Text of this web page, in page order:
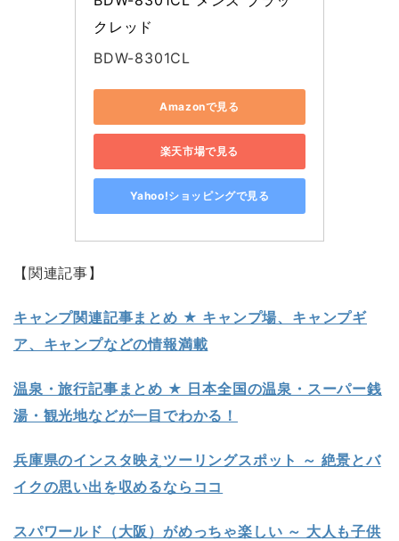
クレッド
BDW-8301CL
Amazonで見る
楽天市場で見る
Yahoo!ショッピングで見る
【関連記事】
キャンプ関連記事まとめ ★ キャンプ場、キャンプギ
ア、キャンプなどの情報満載
温泉・旅行記事まとめ ★ 日本全国の温泉・スーパー銭
湯・観光地などが一目でわかる！
兵庫県のインスタ映えツーリングスポット ～ 絶景とバ
イクの思い出を収めるならココ
スパワールド（大阪）がめっちゃ楽しい ～ 大人も子供